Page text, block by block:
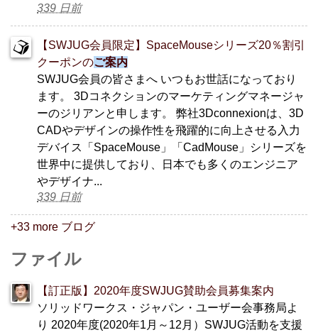
339 日前
【SWJUG会員限定】SpaceMouseシリーズ20％割引
クーポンのご案内
SWJUG会員の皆さまへ いつもお世話になっており
ます。 3Dコネクションのマーケティングマネージャ
ーのジリアンと申します。 弊社3Dconnexionは、3D
CADやデザインの操作性を飛躍的に向上させる入力
デバイス「SpaceMouse」「CadMouse」シリーズを
世界中に提供しており、日本でも多くのエンジニア
やデザイナ...
339 日前
+33 more ブログ
ファイル
【訂正版】2020年度SWJUG賛助会員募集案内
ソリッドワークス・ジャパン・ユーザー会事務局よ
り 2020年度(2020年1月～12月）SWJUG活動を支援